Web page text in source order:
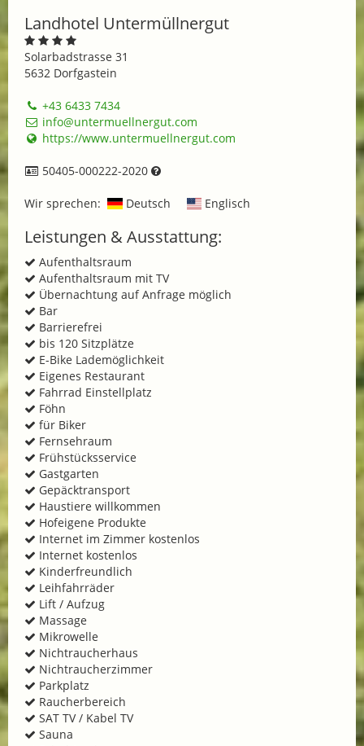
Landhotel Untermüllnergut
Solarbadstrasse 31
5632 Dorfgastein
+43 6433 7434
info@untermuellnergut.com
https://www.untermuellnergut.com
50405-000222-2020
Wir sprechen: Deutsch Englisch
Leistungen & Ausstattung:
Aufenthaltsraum
Aufenthaltsraum mit TV
Übernachtung auf Anfrage möglich
Bar
Barrierefrei
bis 120 Sitzplätze
E-Bike Lademöglichkeit
Eigenes Restaurant
Fahrrad Einstellplatz
Föhn
für Biker
Fernsehraum
Frühstücksservice
Gastgarten
Gepäcktransport
Haustiere willkommen
Hofeigene Produkte
Internet im Zimmer kostenlos
Internet kostenlos
Kinderfreundlich
Leihfahrräder
Lift / Aufzug
Massage
Mikrowelle
Nichtraucherhaus
Nichtraucherzimmer
Parkplatz
Raucherbereich
SAT TV / Kabel TV
Sauna